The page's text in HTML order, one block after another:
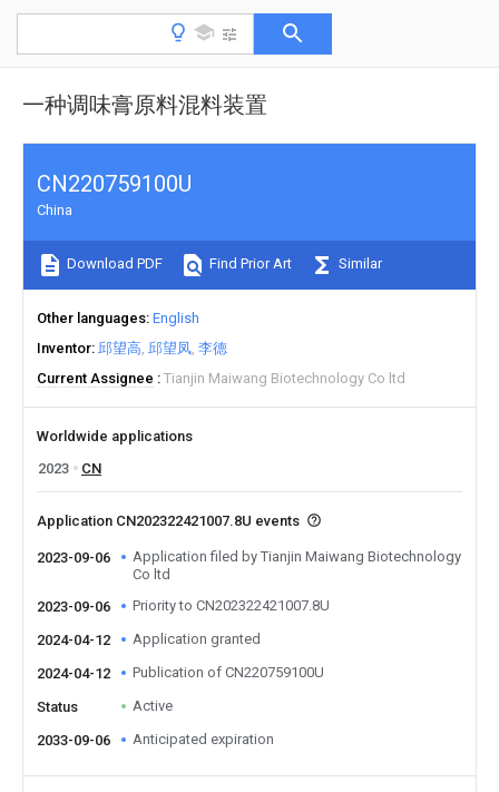
一种调味膏原料混料装置
CN220759100U
China
Download PDF Find Prior Art Similar
Other languages English
Inventor 邱望高 邱望凤 李德
Current Assignee
Tianjin Maiwang Biotechnology Co ltd
Worldwide applications
2023
CN
Application CN202322421007.8U events
2023-09-06
Application filed by Tianjin Maiwang Biotechnology
Co ltd
2023-09-06
Priority to CN202322421007.8U
2024-04-12 Application granted
2024-04-12 Publication of CN220759100U
Status Active
2033-09-06 Anticipated expiration